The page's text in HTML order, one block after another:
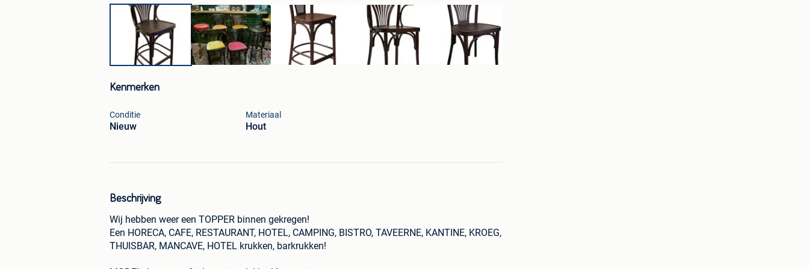
Kenmerken
Conditie
Nieuw
Materiaal
Hout
Beschrijving
Wij hebben weer een TOPPER binnen gekregen!
Een HORECA, CAFE, RESTAURANT, HOTEL, CAMPING, BISTRO, TAVEERNE, KANTINE, KROEG,
THUISBAR, MANCAVE, HOTEL krukken, barkrukken!